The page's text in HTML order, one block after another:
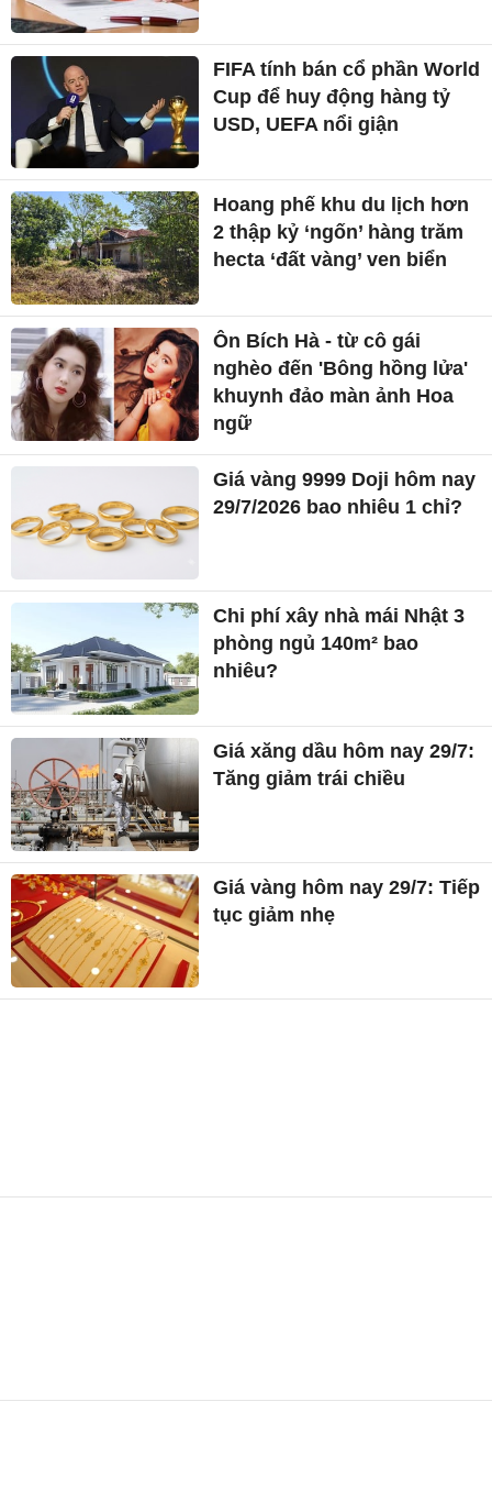
FIFA tính bán cổ phần World
Cup để huy động hàng tỷ
USD, UEFA nổi giận
Hoang phế khu du lịch hơn
2 thập kỷ ‘ngốn’ hàng trăm
hecta ‘đất vàng’ ven biển
Ôn Bích Hà - từ cô gái
nghèo đến 'Bông hồng lửa'
khuynh đảo màn ảnh Hoa
ngữ
Giá vàng 9999 Doji hôm nay
29/7/2026 bao nhiêu 1 chỉ?
Chi phí xây nhà mái Nhật 3
phòng ngủ 140m² bao
nhiêu?
Giá xăng dầu hôm nay 29/7:
Tăng giảm trái chiều
Giá vàng hôm nay 29/7: Tiếp
tục giảm nhẹ